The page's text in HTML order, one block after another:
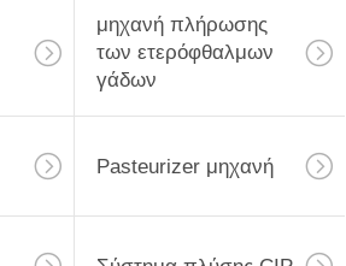
μηχανή πλήρωσης
των ετερόφθαλμων
γάδων
Pasteurizer μηχανή